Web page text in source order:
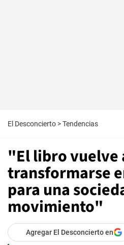
El Desconcierto >Tendencias
"El libro vuelve
transformarse
para una
movimiento"
Agregar El Desconcierto en